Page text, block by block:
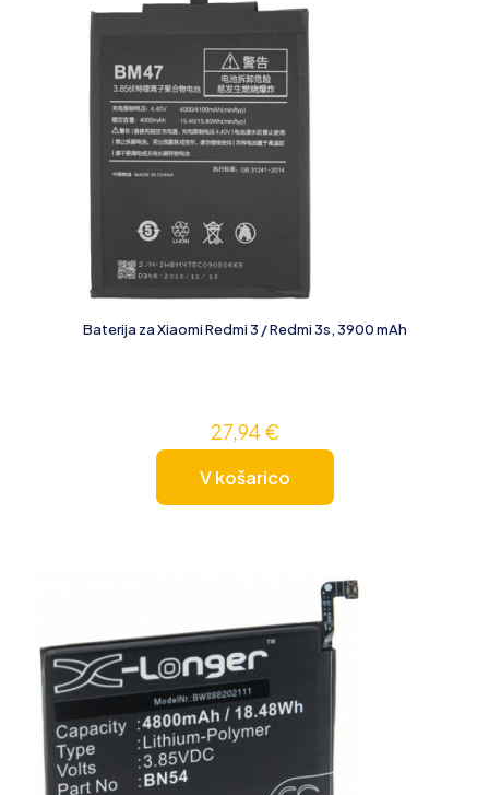
Baterija za Xiaomi Redmi 3 / Redmi 3s, 3900 mAh
27,94 €
V košarico